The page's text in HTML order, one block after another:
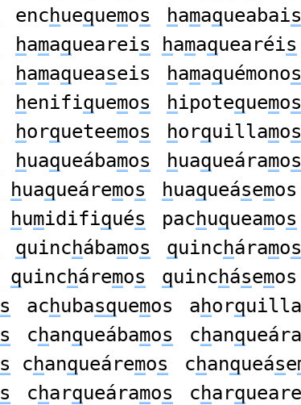
enchuequemos hamaqueabais
hamaqueareis hamaquearéis
hamaqueaseis hamaquémonos
henifiquemos hipotequemos
horqueteemos horquillamos
huaqueábamos huaqueáramos
huaqueáremos huaqueásemos
humidifiqués pachuqueamos
quinchábamos quincháramos
quincháremos quinchásemos
s achubasquemos ahorquilla
s chanqueábamos chanqueára
s chanqueáremos chanqueáse
s charqueáramos charqueare